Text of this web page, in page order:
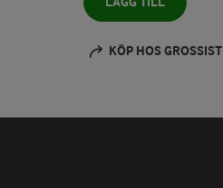
KÖP HOS GROSSIST